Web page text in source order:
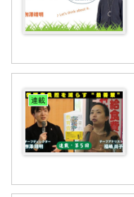
連載